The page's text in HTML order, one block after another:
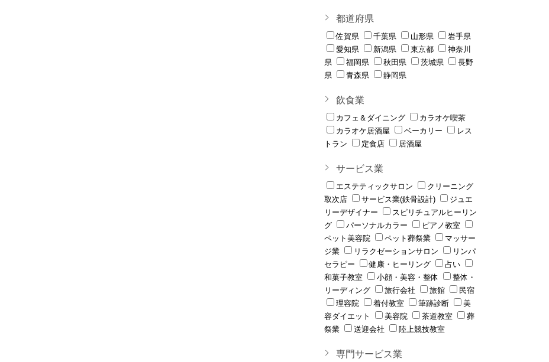
都道府県
佐賀県 千葉県 山形県
岩手県
愛知県
新潟県 東京都
神奈川
県
福岡県 秋田県 茨城県
長野
県
青森県 静岡県
飲食業
カフェ＆ダイニング
カラオケ喫茶
カラオケ居酒屋
ベーカリー
レス
トラン
定食店 居酒屋
サービス業
エステティックサロン
クリーニング
取次店
サービス業(鉄骨設計)
ジュエ
リーデザイナー
スピリチュアルヒーリン
グ
パーソナルカラー
ピアノ教室
ペット美容院
ペット葬祭業
マッサー
ジ業
リラクゼーションサロン
リンパ
セラピー
健康・ヒーリング
占い
和菓子教室
小顔・美容・整体
整体・
リーディング
旅行会社 旅館
民宿
理容院
着付教室 筆跡診断
美
容ダイエット
美容院 茶道教室
葬
祭業
送迎会社 陸上競技教室
専門サービス業